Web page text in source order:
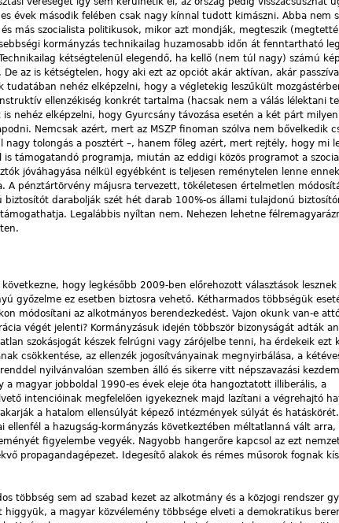
évek második felében csak nagy kínnal tudott kimászni. Abba nem
más szocialista politikusok, mikor azt mondják, megteszik
kormányzás technikailag huzamosabb időn át fenntartható
kétségtelenül elegendő, ha kellő (nem túl nagy) számú
De az is kétségtelen, hogy aki ezt az opciót akár aktívan, akár
tudatában nehéz elképzelni, hogy a végletekig leszűkült
ellenzékiség konkrét tartalma (hacsak nem a válás lélektani
nehéz elképzelni, hogy Gyurcsány távozása esetén a két párt milyen
Nemcsak azért, mert az MSZP finoman szólva nem bővelkedik
nagy tolongás a posztért –, hanem főleg azért, mert rejtély, hogy mi
is támogatandó programja, miután az eddigi közös programot a
jóváhagyása nélkül egyébként is teljesen reménytelen lenne
A pénztártörvény májusra tervezett, tökéletesen értelmetlen
darabolják szét hét darab 100%-os állami tulajdonú
Legalábbis nyíltan nem. Nehezen lehetne
hogy legkésőbb 2009-ben előrehozott választások lesznek
győzelme ez esetben biztosra vehető. Kétharmados többségük
módosítani az alkotmányos berendezkedést. Vajon okunk van-e
végét jelenti? Kormányzásuk idején többször bizonyságát adták
szokásjogát készek felrúgni vagy zárójelbe tenni, ha érdekeik ezt
csökkentése, az ellenzék jogosítványainak megnyirbálása, a
nyilvánvalóan szemben álló és sikerre vitt népszavazási
a magyar jobboldal 1990-es évek eleje óta hangoztatott illiberális, a
intencióinak megfelelően igyekeznek majd lazítani a végrehajtó
a hatalom ellensúlyát képező intézmények súlyát és hatáskörét.
ellenfél a hazugság-kormányzás következtében méltatlanná vált arra,
figyelembe vegyék. Nagyobb hangerőre kapcsol az ezt
propagandagépezet. Idegesítő alakok és rémes műsorok fognak
többség sem ad szabad kezet az alkotmány és a közjogi rendszer
a magyar közvélemény többsége elveti a demokratikus